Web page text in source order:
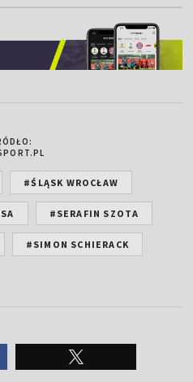
#ŚLĄSK WROCŁAW
#SERAFIN SZOTA
#SIMON SCHIERACK